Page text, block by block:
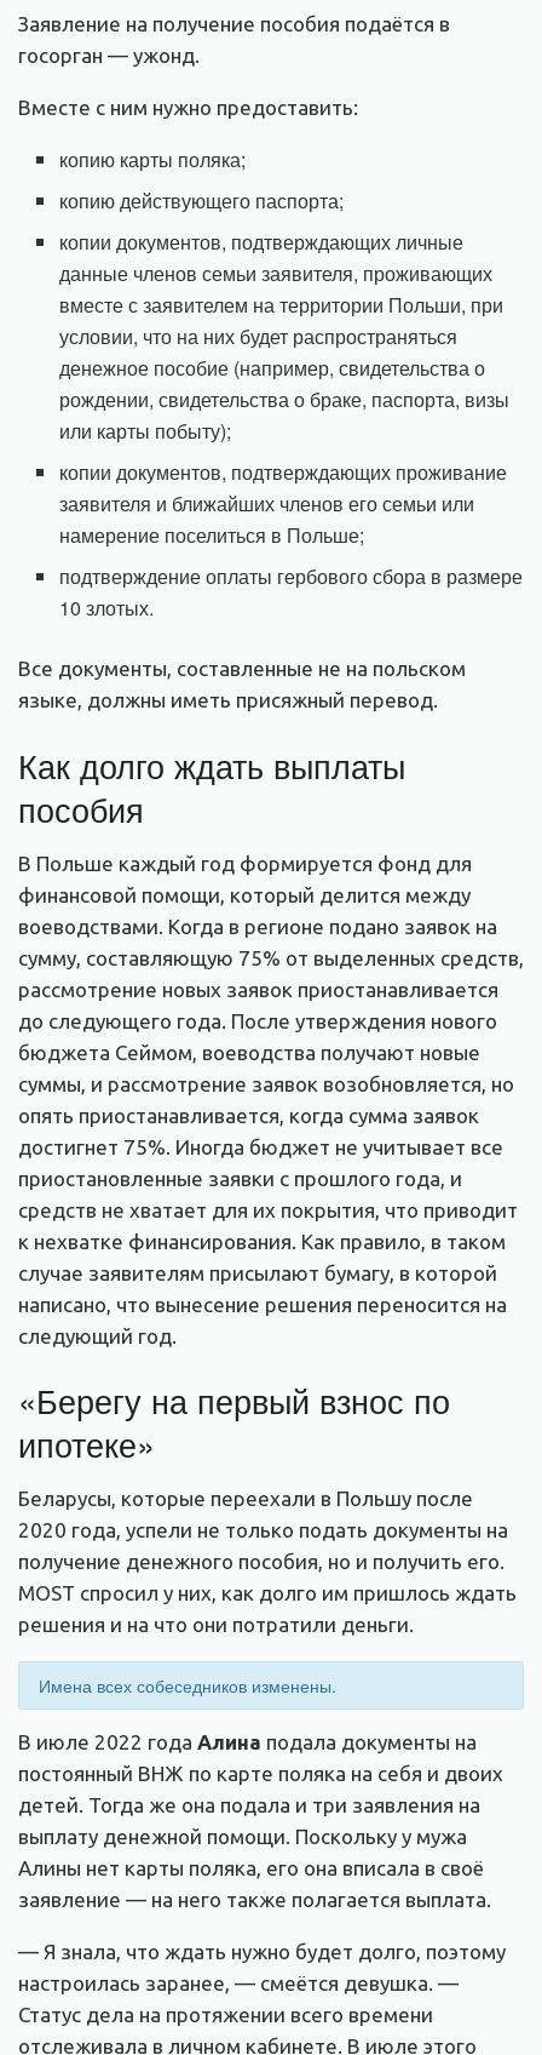
Заявление на получение пособия подаётся в
госорган — ужонд.
Вместе с ним нужно предоставить:
копию карты поляка;
копию действующего паспорта;
копии документов, подтверждающих личные
данные членов семьи заявителя, проживающих
вместе с заявителем на территории Польши, при
условии, что на них будет распространяться
денежное пособие (например, свидетельства о
рождении, свидетельства о браке, паспорта, визы
или карты побыту);
копии документов, подтверждающих проживание
заявителя и ближайших членов его семьи или
намерение поселиться в Польше;
подтверждение оплаты гербового сбора в размере
10 злотых.
Все документы, составленные не на польском
языке, должны иметь присяжный перевод.
Как долго ждать выплаты
пособия
В Польше каждый год формируется фонд для
финансовой помощи, который делится между
воеводствами. Когда в регионе подано заявок на
сумму, составляющую 75% от выделенных средств,
рассмотрение новых заявок приостанавливается
до следующего года. После утверждения нового
бюджета Сеймом, воеводства получают новые
суммы, и рассмотрение заявок возобновляется, но
опять приостанавливается, когда сумма заявок
достигнет 75%. Иногда бюджет не учитывает все
приостановленные заявки с прошлого года, и
средств не хватает для их покрытия, что приводит
к нехватке финансирования. Как правило, в таком
случае заявителям присылают бумагу, в которой
написано, что вынесение решения переносится на
следующий год.
«Берегу на первый взнос по
ипотеке»
Беларусы, которые переехали в Польшу после
2020 года, успели не только подать документы на
получение денежного пособия, но и получить его.
MOST спросил у них, как долго им пришлось ждать
решения и на что они потратили деньги.
Имена всех собеседников изменены.
В июле 2022 года Алина подала документы на
постоянный ВНЖ по карте поляка на себя и двоих
детей. Тогда же она подала и три заявления на
выплату денежной помощи. Поскольку у мужа
Алины нет карты поляка, его она вписала в своё
заявление — на него также полагается выплата.
— Я знала, что ждать нужно будет долго, поэтому
настроилась заранее, — смеётся девушка. —
Статус дела на протяжении всего времени
отслеживала в личном кабинете. В июле этого